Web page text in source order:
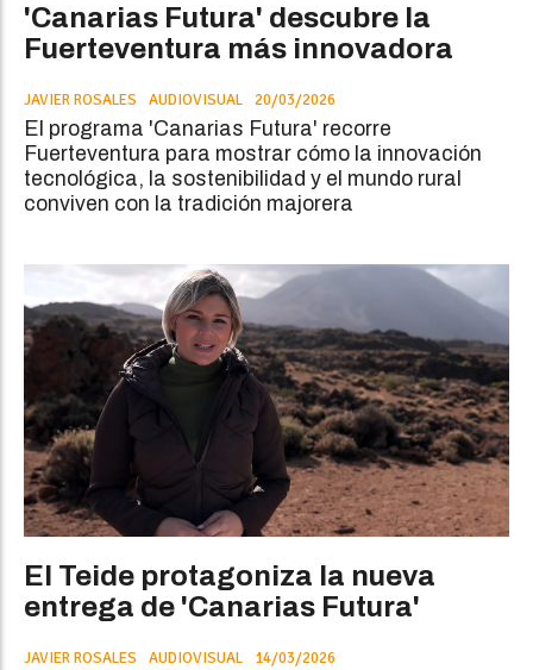
'Canarias Futura' descubre la
Fuerteventura más innovadora
JAVIER ROSALES AUDIOVISUAL 20/03/2026
El programa 'Canarias Futura' recorre
Fuerteventura para mostrar cómo la innovación
tecnológica, la sostenibilidad y el mundo rural
conviven con la tradición majorera
El Teide protagoniza la nueva
entrega de 'Canarias Futura'
JAVIER ROSALES AUDIOVISUAL 14/03/2026